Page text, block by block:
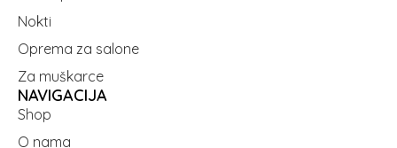
Nokti
Oprema za salone
Za muškarce
NAVIGACIJA
Shop
O nama